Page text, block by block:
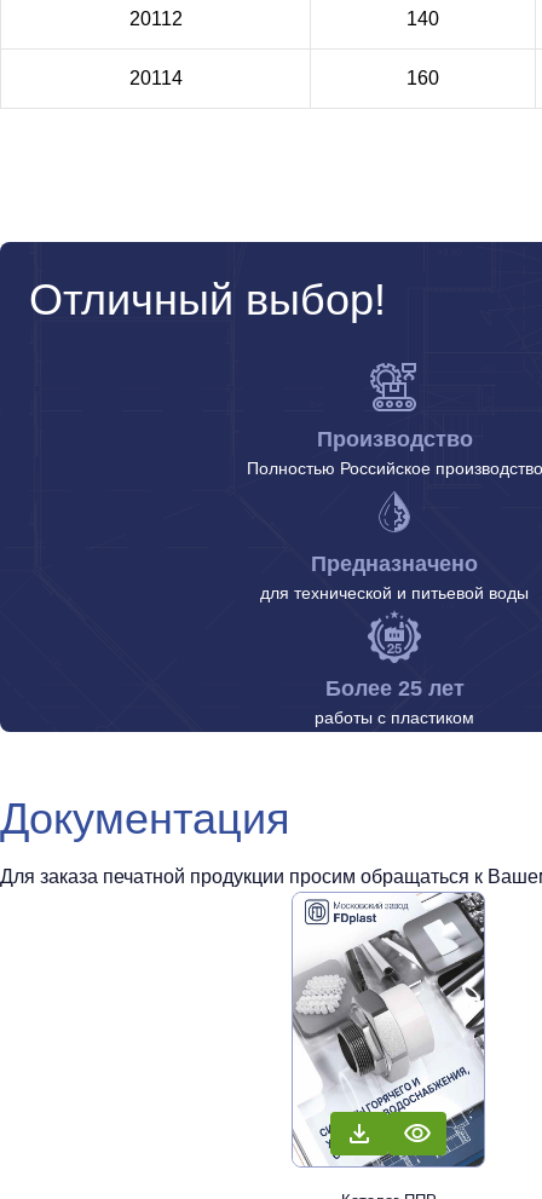
20112 140
20114 160
Отличный выбор!
Производство
Полностью Российское производство
Предназначено
для технической и питьевой воды
Более 25 лет
работы с пластиком
Документация
Для заказа печатной продукции просим обращаться к